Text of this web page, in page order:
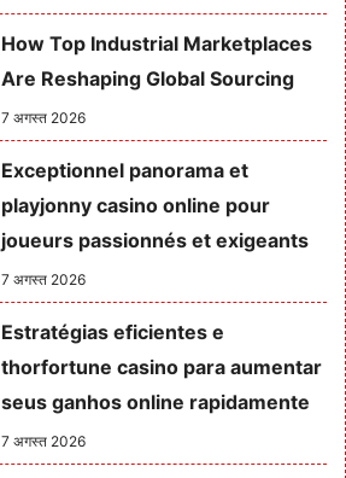
How Top Industrial Marketplaces
Are Reshaping Global Sourcing
7 अगस्त 2026
Exceptionnel panorama et
playjonny casino online pour
joueurs passionnés et exigeants
7 अगस्त 2026
Estratégias eficientes e
thorfortune casino para aumentar
seus ganhos online rapidamente
7 अगस्त 2026